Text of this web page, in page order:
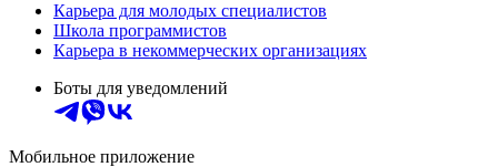
Карьера для молодых специалистов
Школа программистов
Карьера в некоммерческих организациях
Боты для уведомлений
Мобильное приложение